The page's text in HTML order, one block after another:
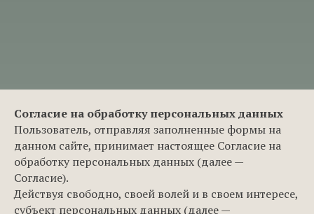
Согласие на обработку персональных данных
Пользователь, отправляя заполненные формы на
данном сайте, принимает настоящее Согласие на
обработку персональных данных (далее —
Согласие).
Действуя свободно, своей волей и в своем интересе,
субъект персональных данных (далее —